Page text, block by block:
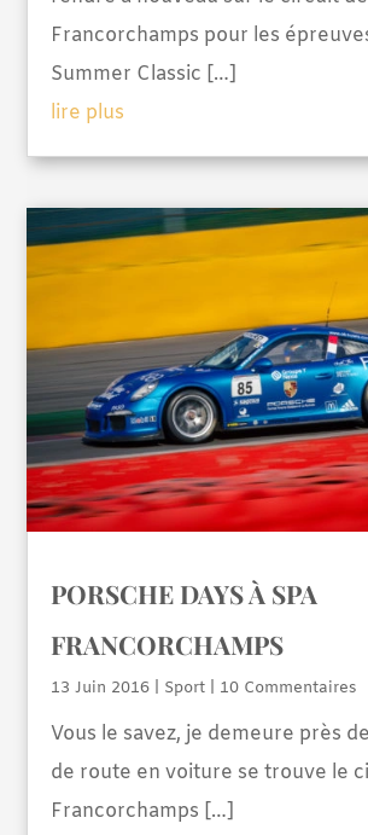
Francorchamps pour les
Summer Classic […]
lire plus
PORSCHE DAYS À SPA
FRANCORCHAMPS
13 Juin 2016 | Sport | 10 Commentaires
Vous le savez, je demeure près
de route en voiture se trouve le
Francorchamps […]